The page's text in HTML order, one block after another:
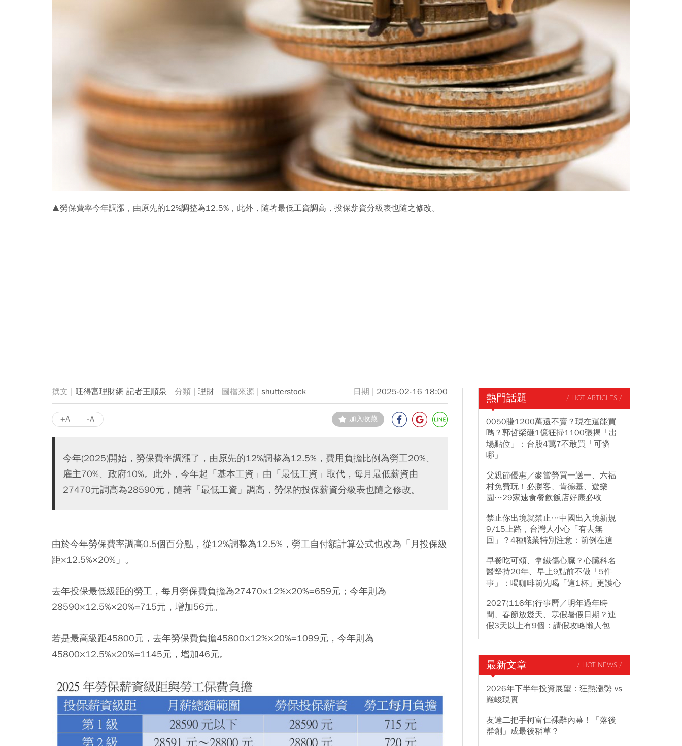
▲勞保費率今年調漲，由原先的12%調整為12.5%，此外，隨著最低工資調高，投保薪資分級表也隨之修改。
旺得富理財網 記者王順泉 理財 shutterstock 2025-02-16 18:00
+A -A 加入收藏
今年(2025)開始，勞保費率調漲了，由原先的12%調整為12.5%，費用負擔比例為勞工20%、
雇主70%、政府10%。此外，今年起「基本工資」由「最低工資」取代，每月最低薪資由
27470元調高為28590元，隨著「最低工資」調高，勞保的投保薪資分級表也隨之修改。
由於今年勞保費率調高0.5個百分點，從12%調整為12.5%，勞工自付額計算公式也改為「月投保級
距×12.5%×20%」。
去年投保最低級距的勞工，每月勞保費負擔為27470×12%×20%=659元；今年則為
28590×12.5%×20%=715元，增加56元。
若是最高級距45800元，去年勞保費負擔45800×12%×20%=1099元，今年則為
45800×12.5%×20%=1145元，增加46元。
熱門話題 / HOT ARTICLES /
0050賺1200萬還不賣？現在還能買
嗎？郭哲榮砸1億狂掃1100張揭「出
場點位」：台股4萬7不敢買「可憐
哪」
父親節優惠／麥當勞買一送一、六福
村免費玩！必勝客、肯德基、遊樂
園…29家速食餐飲飯店好康必收
禁止你出境就禁止…中國出入境新規
9/15上路，台灣人小心「有去無
回」？4種職業特別注意：前例在這
早餐吃可頌、拿鐵傷心臟？心臟科名
醫堅持20年、早上9點前不做「5件
事」：喝咖啡前先喝「這1杯」更護心
2027(116年)行事曆／明年過年時
間、春節放幾天、寒假暑假日期？連
假3天以上有9個：請假攻略懶人包
最新文章 / HOT NEWS /
2026年下半年投資展望：狂熱漲勢 vs
嚴峻現實
友達二把手柯富仁裸辭內幕！「落後
群創」成最後稻草？